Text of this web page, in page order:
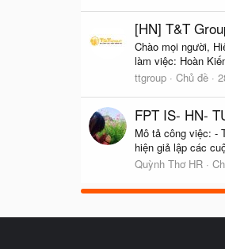
[HN] T&T
Chào mọi người,
làm việc: Hoàn
ttgroup
Chủ đề
FPT IS- HN-
Mô tả công việc: -
hiện giả lập các
Quỳnh Thơ HR